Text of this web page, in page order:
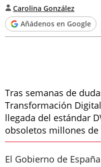
Carolina González
Añádenos en Google
Tras semanas de
Transformación
llegada del estándar
obsoletos millones de
El Gobierno de